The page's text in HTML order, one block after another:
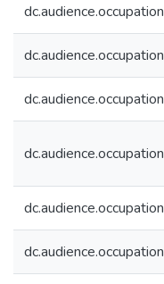
dc.audience.occupation
dc.audience.occupation
dc.audience.occupation
dc.audience.occupation
dc.audience.occupation
dc.audience.occupation